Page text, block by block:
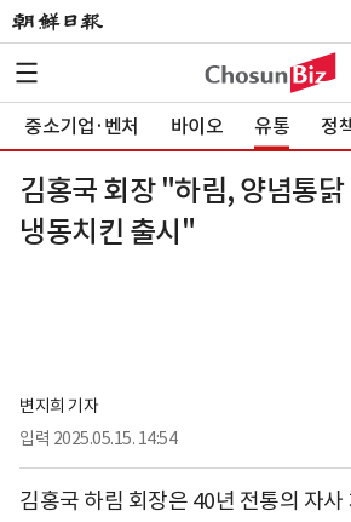
중소기업·벤처 바이오 유통 정
김홍국 회장 "하림, 양념통
냉동치킨 출시"
변지희 기자
입력 2025.05.15. 14:54
김홍국 하림 회장은 40년 전통의 자